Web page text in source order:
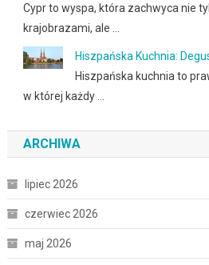
Cypr to wyspa, która zachwyca nie
krajobrazami, ale …
Hiszpańska Kuchnia:
Hiszpańska kuchnia to
w której każdy …
ARCHIWA
lipiec 2026
czerwiec 2026
maj 2026